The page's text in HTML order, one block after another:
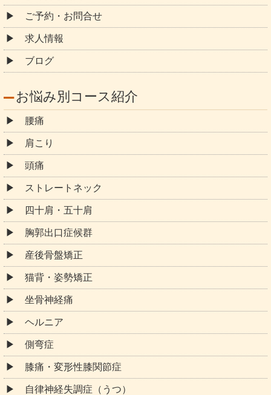
ご予約・お問合せ
求人情報
ブログ
お悩み別コース紹介
腰痛
肩こり
頭痛
ストレートネック
四十肩・五十肩
胸郭出口症候群
産後骨盤矯正
猫背・姿勢矯正
坐骨神経痛
ヘルニア
側弯症
膝痛・変形性膝関節症
自律神経失調症（うつ）